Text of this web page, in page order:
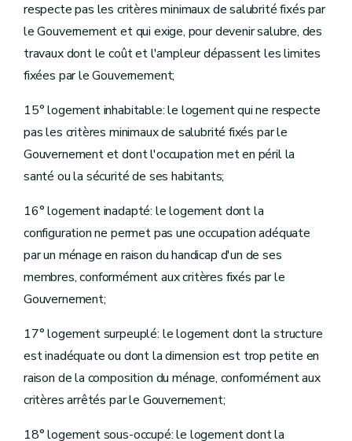
respecte pas les critères minimaux de salubrité fixés par
le Gouvernement et qui exige, pour devenir salubre, des
travaux dont le coût et l'ampleur dépassent les limites
fixées par le Gouvernement;
15° logement inhabitable: le logement qui ne respecte
pas les critères minimaux de salubrité fixés par le
Gouvernement et dont l'occupation met en péril la
santé ou la sécurité de ses habitants;
16° logement inadapté: le logement dont la
configuration ne permet pas une occupation adéquate
par un ménage en raison du handicap d'un de ses
membres, conformément aux critères fixés par le
Gouvernement;
17° logement surpeuplé: le logement dont la structure
est inadéquate ou dont la dimension est trop petite en
raison de la composition du ménage, conformément aux
critères arrêtés par le Gouvernement;
18° logement sous-occupé: le logement dont la